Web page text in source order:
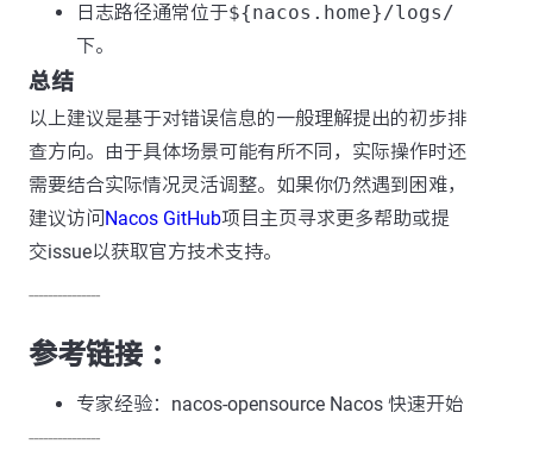
日志路径通常位于${nacos.home}/logs/
下。
总结
以上建议是基于对错误信息的一般理解提出的初步排
查方向。由于具体场景可能有所不同，实际操作时还
需要结合实际情况灵活调整。如果你仍然遇到困难，
建议访问Nacos GitHub项目主页寻求更多帮助或提
交issue以获取官方技术支持。
---------------
参考链接 ：
专家经验：nacos-opensource Nacos 快速开始
---------------